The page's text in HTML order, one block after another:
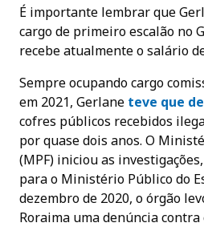
É importante lembrar que
cargo de primeiro escalão no
recebe atualmente o salário
Sempre ocupando cargo
em 2021, Gerlane teve que
cofres públicos recebidos
por quase dois anos. O
(MPF) iniciou as
para o Ministério Público do
dezembro de 2020, o órgão
Roraima uma denúncia contra